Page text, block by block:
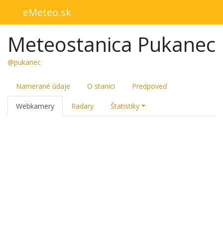
eMeteo.sk
Meteostanica Pukanec
@pukanec
Namerané údaje O stanici Predpoveď
Webkamery Radary Štatistiky